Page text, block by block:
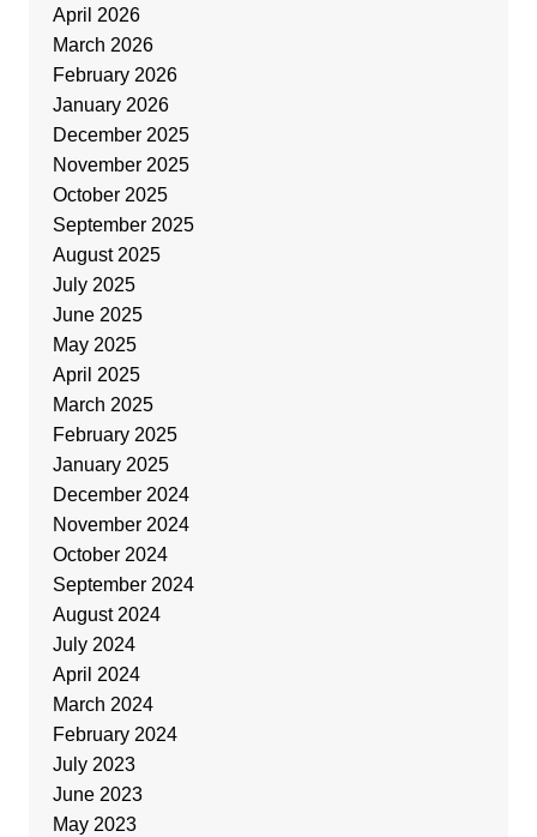
April 2026
March 2026
February 2026
January 2026
December 2025
November 2025
October 2025
September 2025
August 2025
July 2025
June 2025
May 2025
April 2025
March 2025
February 2025
January 2025
December 2024
November 2024
October 2024
September 2024
August 2024
July 2024
April 2024
March 2024
February 2024
July 2023
June 2023
May 2023